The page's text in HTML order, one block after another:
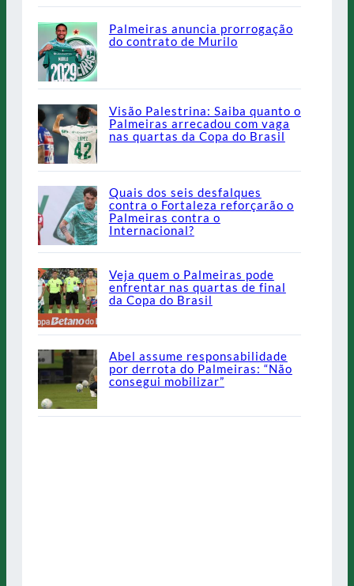
Palmeiras anuncia prorrogação
do contrato de Murilo
Visão Palestrina: Saiba quanto o
Palmeiras arrecadou com vaga
nas quartas da Copa do Brasil
Quais dos seis desfalques
contra o Fortaleza reforçarão o
Palmeiras contra o
Internacional?
Veja quem o Palmeiras pode
enfrentar nas quartas de final
da Copa do Brasil
Abel assume responsabilidade
por derrota do Palmeiras: “Não
consegui mobilizar”